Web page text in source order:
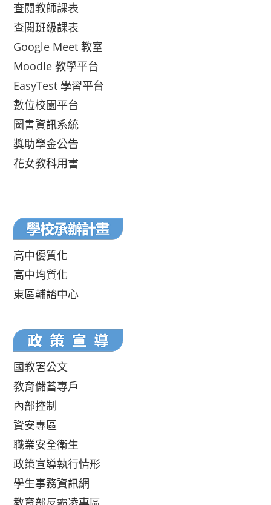
查閱教師課表
查閱班級課表
Google Meet 教室
Moodle 教學平台
EasyTest 學習平台
數位校園平台
圖書資訊系統
獎助學金公告
花女教科用書
高中優質化
高中均質化
東區輔諮中心
國教署公文
教育儲蓄專戶
內部控制
資安專區
職業安全衛生
政策宣導執行情形
學生事務資訊網